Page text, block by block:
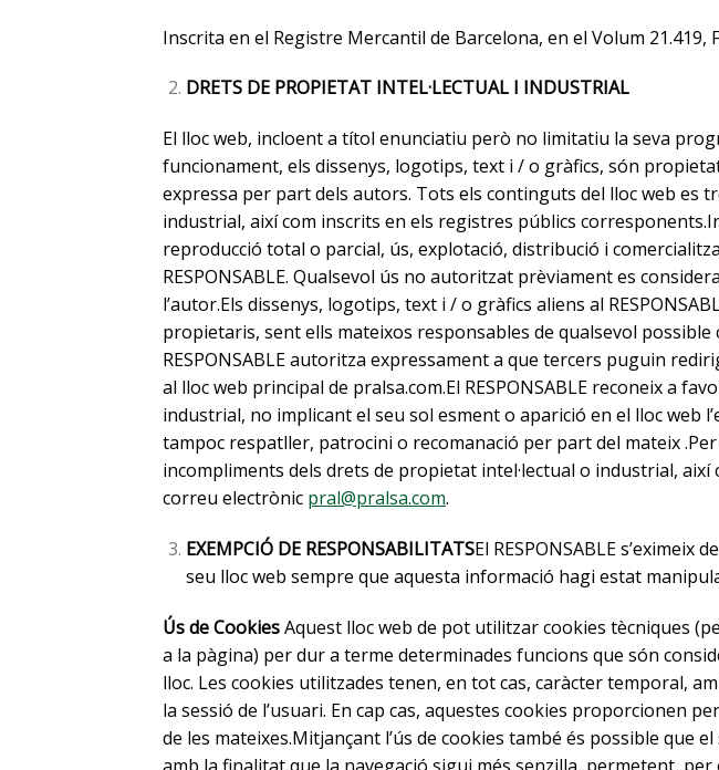
Inscrita en el Registre Mercantil de Barcelona, en el Volum 21.419,
DRETS DE PROPIETAT INTEL·LECTUAL I INDUSTRIAL
El lloc web, incloent a títol enunciatiu però no limitatiu la seva
funcionament, els dissenys, logotips, text i / o gràfics, són
expressa per part dels autors. Tots els continguts del lloc web
industrial, així com inscrits en els registres públics
reproducció total o parcial, ús, explotació, distribució i
RESPONSABLE. Qualsevol ús no autoritzat prèviament es
l’autor.Els dissenys, logotips, text i / o gràfics aliens al
propietaris, sent ells mateixos responsables de qualsevol
RESPONSABLE autoritza expressament a que tercers puguin
al lloc web principal de pralsa.com.El RESPONSABLE reconeix a
industrial, no implicant el seu sol esment o aparició en el lloc web
tampoc respatller, patrocini o recomanació per part del mateix
incompliments dels drets de propietat intel·lectual o industrial,
correu electrònic pral@pralsa.com.
EXEMPCIÓ DE RESPONSABILITATSEl RESPONSABLE
seu lloc web sempre que aquesta informació hagi estat
Ús de CookiesAquest lloc web de pot utilitzar cookies tècniques
a la pàgina) per dur a terme determinades funcions que són
lloc. Les cookies utilitzades tenen, en tot cas, caràcter temporal,
la sessió de l’usuari. En cap cas, aquestes cookies proporcionen
de les mateixes.Mitjançant l’ús de cookies també és possible